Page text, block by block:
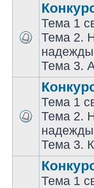
Тема 1
Тема 2.
Тема 3.
Тема 1
Тема 2.
Тема 3.
Тема 1